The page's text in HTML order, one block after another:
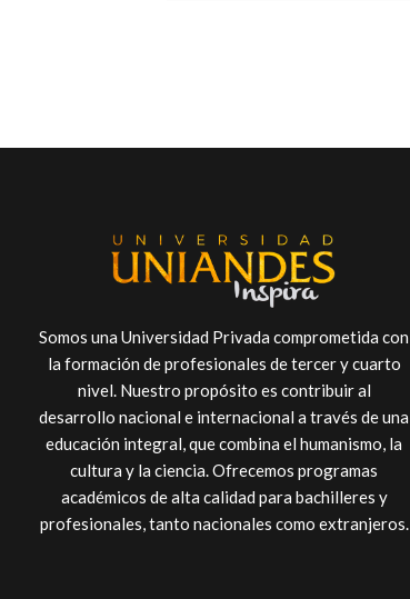
Somos una Universidad Privada comprometida con
la formación de profesionales de tercer y cuarto
nivel. Nuestro propósito es contribuir al
desarrollo nacional e internacional a través de una
educación integral, que combina el humanismo, la
cultura y la ciencia. Ofrecemos programas
académicos de alta calidad para bachilleres y
profesionales, tanto nacionales como extranjeros.